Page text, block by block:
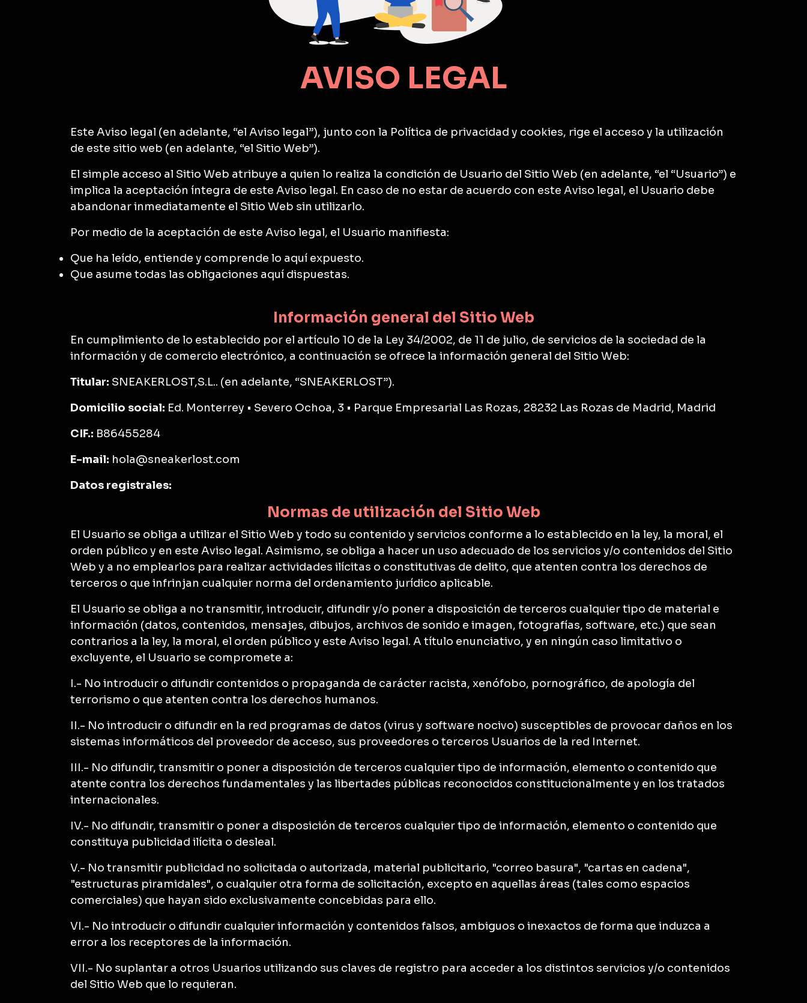
AVISO LEGAL
Este Aviso legal (en adelante, “el Aviso legal”), junto con la Política de privacidad y cookies, rige el acceso y la utilización
de este sitio web (en adelante, “el Sitio Web”).
El simple acceso al Sitio Web atribuye a quien lo realiza la condición de Usuario del Sitio Web (en adelante, “el “Usuario”) e
implica la aceptación íntegra de este Aviso legal. En caso de no estar de acuerdo con este Aviso legal, el Usuario debe
abandonar inmediatamente el Sitio Web sin utilizarlo.
Por medio de la aceptación de este Aviso legal, el Usuario manifiesta:
Que ha leído, entiende y comprende lo aquí expuesto.
Que asume todas las obligaciones aquí dispuestas.
Información general del Sitio Web
En cumplimiento de lo establecido por el artículo 10 de la Ley 34/2002, de 11 de julio, de servicios de la sociedad de la
información y de comercio electrónico, a continuación se ofrece la información general del Sitio Web:
Titular: SNEAKERLOST,S.L.. (en adelante, “SNEAKERLOST”).
Domicilio social: Ed. Monterrey • Severo Ochoa, 3 • Parque Empresarial Las Rozas, 28232 Las Rozas de Madrid, Madrid
CIF.: B86455284
E-mail: hola@sneakerlost.com
Datos registrales:
Normas de utilización del Sitio Web
El Usuario se obliga a utilizar el Sitio Web y todo su contenido y servicios conforme a lo establecido en la ley, la moral, el
orden público y en este Aviso legal. Asimismo, se obliga a hacer un uso adecuado de los servicios y/o contenidos del Sitio
Web y a no emplearlos para realizar actividades ilícitas o constitutivas de delito, que atenten contra los derechos de
terceros o que infrinjan cualquier norma del ordenamiento jurídico aplicable.
El Usuario se obliga a no transmitir, introducir, difundir y/o poner a disposición de terceros cualquier tipo de material e
información (datos, contenidos, mensajes, dibujos, archivos de sonido e imagen, fotografías, software, etc.) que sean
contrarios a la ley, la moral, el orden público y este Aviso legal. A título enunciativo, y en ningún caso limitativo o
excluyente, el Usuario se compromete a:
I.- No introducir o difundir contenidos o propaganda de carácter racista, xenófobo, pornográfico, de apología del
terrorismo o que atenten contra los derechos humanos.
II.- No introducir o difundir en la red programas de datos (virus y software nocivo) susceptibles de provocar daños en los
sistemas informáticos del proveedor de acceso, sus proveedores o terceros Usuarios de la red Internet.
III.- No difundir, transmitir o poner a disposición de terceros cualquier tipo de información, elemento o contenido que
atente contra los derechos fundamentales y las libertades públicas reconocidos constitucionalmente y en los tratados
internacionales.
IV.- No difundir, transmitir o poner a disposición de terceros cualquier tipo de información, elemento o contenido que
constituya publicidad ilícita o desleal.
V.- No transmitir publicidad no solicitada o autorizada, material publicitario, "correo basura", "cartas en cadena",
"estructuras piramidales", o cualquier otra forma de solicitación, excepto en aquellas áreas (tales como espacios
comerciales) que hayan sido exclusivamente concebidas para ello.
VI.- No introducir o difundir cualquier información y contenidos falsos, ambiguos o inexactos de forma que induzca a
error a los receptores de la información.
VII.- No suplantar a otros Usuarios utilizando sus claves de registro para acceder a los distintos servicios y/o contenidos
del Sitio Web que lo requieran.